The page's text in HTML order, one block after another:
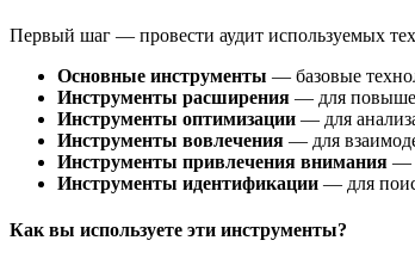
Первый шаг — провести аудит используемых
Основные инструменты — базовые
Инструменты расширения — для
Инструменты оптимизации — для
Инструменты вовлечения — для
Инструменты привлечения внимания —
Инструменты идентификации — для
Как вы используете эти инструменты?